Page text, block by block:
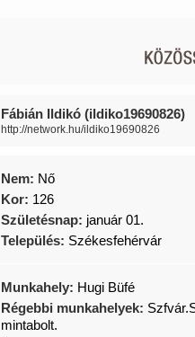
Fábián Ildikó (ildiko19690826)
http://network.hu/ildiko19690826
Nem: Nő
Kor: 126
Születésnap: január 01.
Település: Székesfehérvár
Munkahely: Hugi Büfé
Régebbi munkahelyek:
mintabolt.